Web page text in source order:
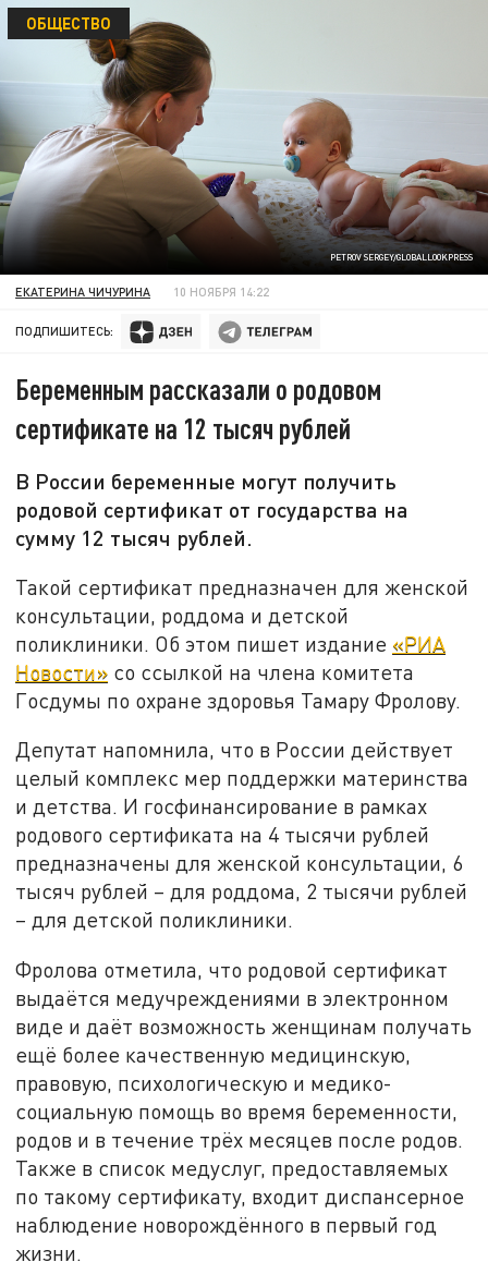
PETROV SERGEY/GLOBALLOOKPRESS
ОБЩЕСТВО
ЕКАТЕРИНА ЧИЧУРИНА 10 НОЯБРЯ 14:22
ПОДПИШИТЕСЬ:
Беременным рассказали о родовом
сертификате на 12 тысяч рублей
В России беременные могут получить
родовой сертификат от государства на
сумму 12 тысяч рублей.
Такой сертификат предназначен для женской
консультации, роддома и детской
поликлиники. Об этом пишет издание «РИА
Новости» со ссылкой на члена комитета
Госдумы по охране здоровья Тамару Фролову.
Депутат напомнила, что в России действует
целый комплекс мер поддержки материнства
и детства. И госфинансирование в рамках
родового сертификата на 4 тысячи рублей
предназначены для женской консультации, 6
тысяч рублей – для роддома, 2 тысячи рублей
– для детской поликлиники.
Фролова отметила, что родовой сертификат
выдаётся медучреждениями в электронном
виде и даёт возможность женщинам получать
ещё более качественную медицинскую,
правовую, психологическую и медико-
социальную помощь во время беременности,
родов и в течение трёх месяцев после родов.
Также в список медуслуг, предоставляемых
по такому сертификату, входит диспансерное
наблюдение новорождённого в первый год
жизни.